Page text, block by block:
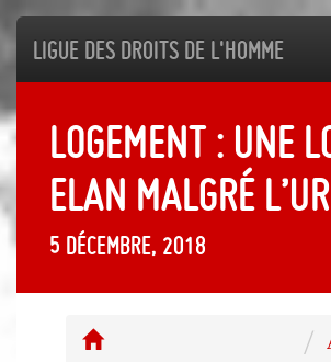
Ligue des droits de l'Homme
Logement : une
Elan malgré
5 décembre, 2018